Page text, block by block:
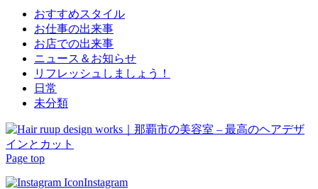
おすすめスタイル
お仕事の出来事
お店での出来事
ニュース＆お知らせ
リフレッシュしましょう！
日常
未分類
Page top
Instagram